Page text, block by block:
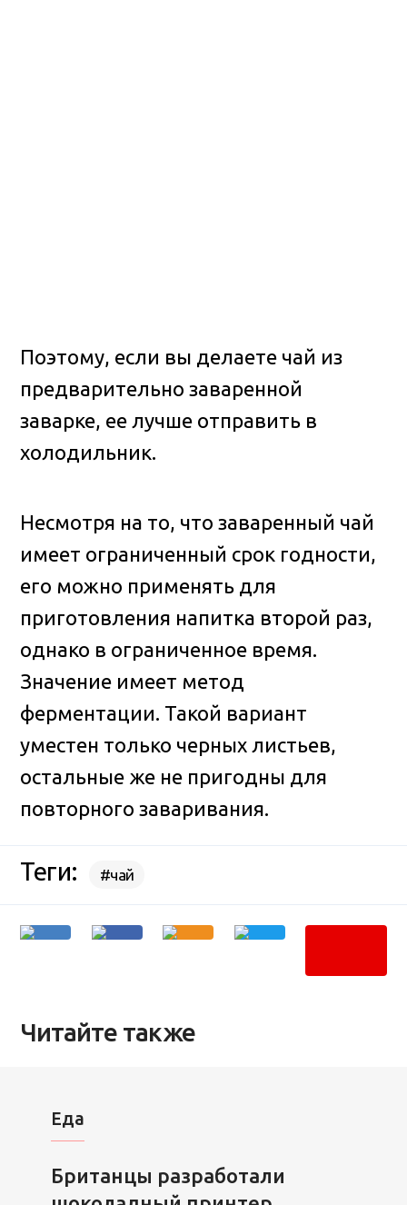
Поэтому, если вы делаете чай из
предварительно заваренной
заварке, ее лучше отправить в
холодильник.
Несмотря на то, что заваренный чай
имеет ограниченный срок годности,
его можно применять для
приготовления напитка второй раз,
однако в ограниченное время.
Значение имеет метод
ферментации. Такой вариант
уместен только черных листьев,
остальные же не пригодны для
повторного заваривания.
Теги: #чай
Читайте также
Еда
Британцы разработали